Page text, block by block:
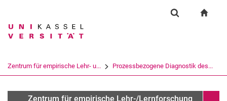
Springe direkt zu: Inhalt
Springe direkt zu: Suche
Springe direkt zu:
Suchbegriff
Suchen (öffnet externen Link in einem
Zentrum für empirische Lehr- u... Prozessbezogene Diagnostik des...
Abgeschlossene Projekte
Zentrum für empirische Lehr-/Lernforschung